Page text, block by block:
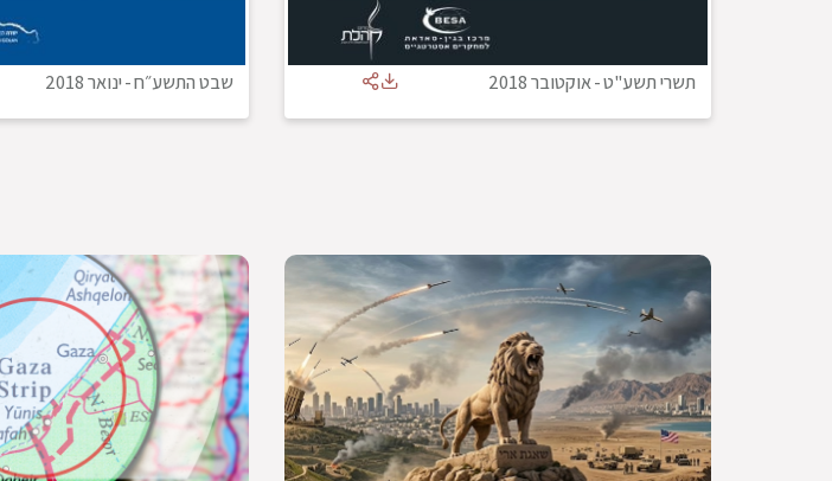
תשרי תשע"ט-אוקטובר 2018 שבט התשע״ח-ינואר 2018